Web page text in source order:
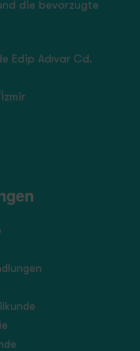
die bevorzugte
Edip Adıvar Cd.